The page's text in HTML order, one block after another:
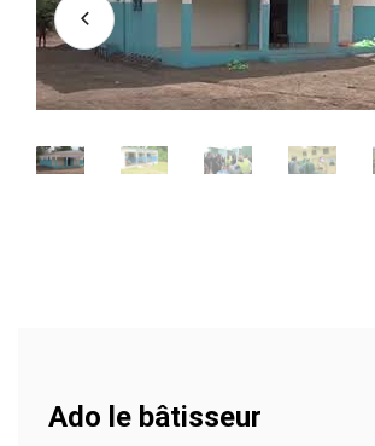
Ado le bâtisseur